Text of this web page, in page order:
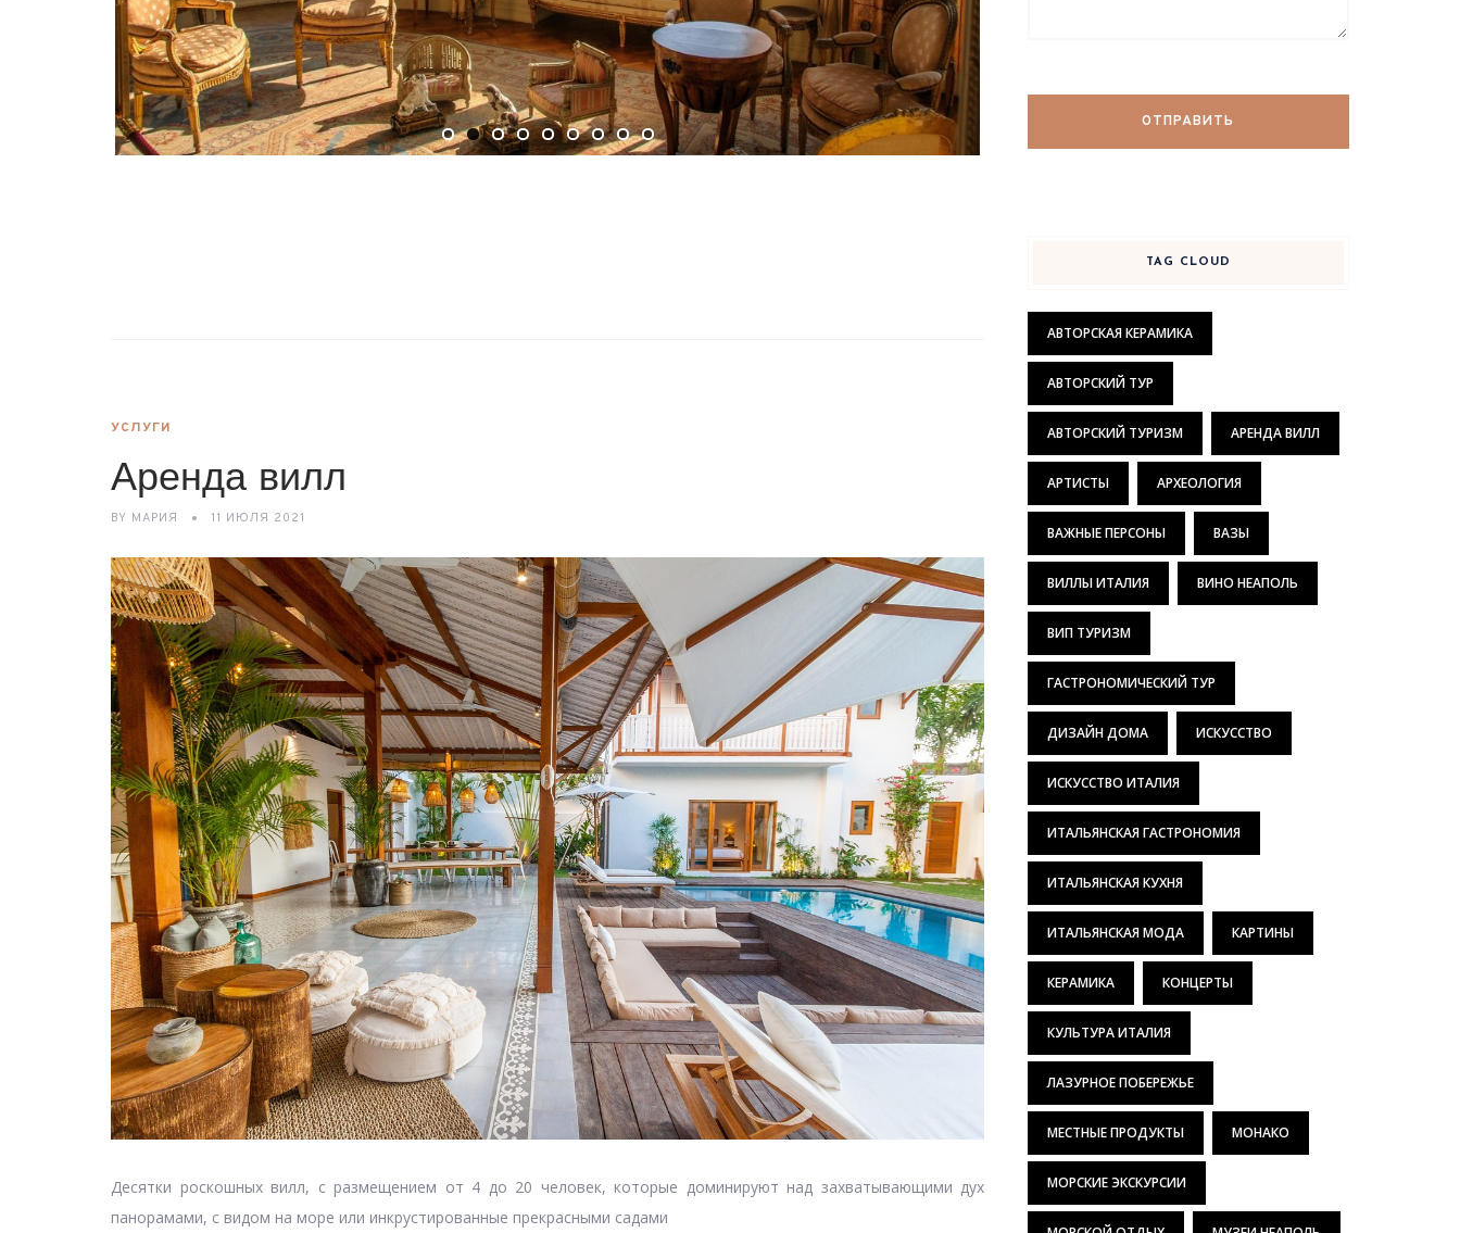
УСЛУГИ
Аренда вилл
BY МАРИЯ 11 ИЮЛЯ 2021
Десятки роскошных вилл, с размещением от 4 до 20 человек, которые доминируют над захватывающими дух
панорамами, с видом на море или инкрустированные прекрасными садами
TAG CLOUD
АВТОРСКАЯ КЕРАМИКА
АВТОРСКИЙ ТУР
АВТОРСКИЙ ТУРИЗМ АРЕНДА ВИЛЛ
АРТИСТЫ АРХЕОЛОГИЯ
ВАЖНЫЕ ПЕРСОНЫ ВАЗЫ
ВИЛЛЫ ИТАЛИЯ ВИНО НЕАПОЛЬ
ВИП ТУРИЗМ
ГАСТРОНОМИЧЕСКИЙ ТУР
ДИЗАЙН ДОМА ИСКУССТВО
ИСКУССТВО ИТАЛИЯ
ИТАЛЬЯНСКАЯ ГАСТРОНОМИЯ
ИТАЛЬЯНСКАЯ КУХНЯ
ИТАЛЬЯНСКАЯ МОДА КАРТИНЫ
КЕРАМИКА КОНЦЕРТЫ
КУЛЬТУРА ИТАЛИЯ
ЛАЗУРНОЕ ПОБЕРЕЖЬЕ
МЕСТНЫЕ ПРОДУКТЫ МОНАКО
МОРСКИЕ ЭКСКУРСИИ